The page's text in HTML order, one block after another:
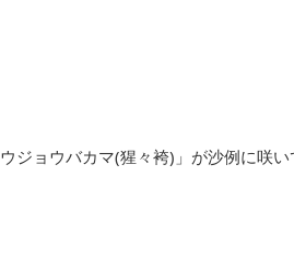
ジョウバカマ(猩々袴)」が沙例に咲い